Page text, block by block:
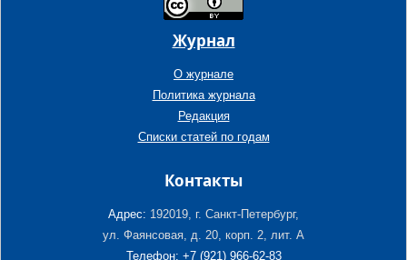
Журнал
О журнале
Политика журнала
Редакция
Списки статей по годам
Контакты
Адрес: 192019, г. Санкт-Петербург,
ул. Фаянсовая, д. 20, корп. 2, лит. А
Телефон: +7 (921) 966-62-83